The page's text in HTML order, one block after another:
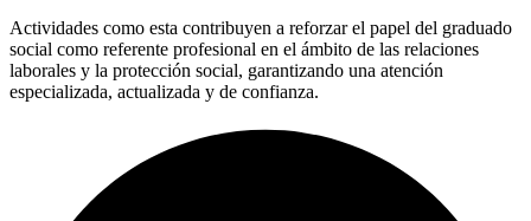
Actividades como esta contribuyen a reforzar el papel del graduado
social como referente profesional en el ámbito de las relaciones
laborales y la protección social, garantizando una atención
especializada, actualizada y de confianza.